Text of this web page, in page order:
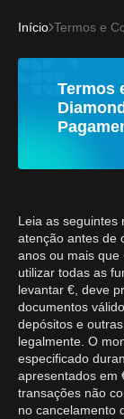
Início Termos e
Termos
Leia as seguintes
atenção antes de
anos ou mais
utilizar todas as
levantar €, deve
documentos
depósitos e
legalmente. O
especificado
apresentados em
transações não
no cancelamento